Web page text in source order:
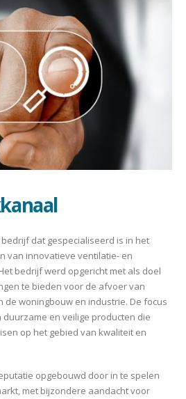
dat gespecialiseerd is in het
van innovatieve ventilatie- en
bedrijf werd opgericht met als doel
te bieden voor de afvoer van
de woningbouw en industrie. De focus
en veilige producten die
op het gebied van kwaliteit en
opgebouwd door in te spelen
met bijzondere aandacht voor